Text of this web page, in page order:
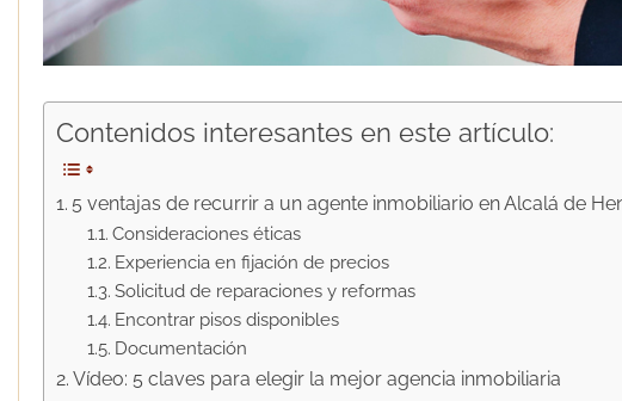
Contenidos interesantes en este artículo:
5 ventajas de recurrir a un agente inmobiliario en Alcalá de
Consideraciones éticas
Experiencia en fijación de precios
Solicitud de reparaciones y reformas
Encontrar pisos disponibles
Documentación
Vídeo: 5 claves para elegir la mejor agencia inmobiliaria